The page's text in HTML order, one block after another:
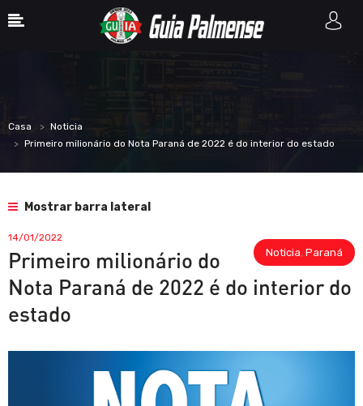
Casa
Noticia
Primeiro milionário do Nota Paraná de 2022 é do interior do estado
Mostrar barra lateral
Noticia, Paraná
14/01/2022
Primeiro milionário do
Nota Paraná de 2022 é do interior do
estado